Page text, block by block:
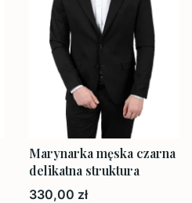
Marynarka męska czarna
delikatna struktura
Cena
330,00 zł